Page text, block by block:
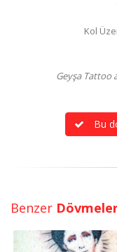
Kol
Geyşa Tattoo
Bu
Benzer